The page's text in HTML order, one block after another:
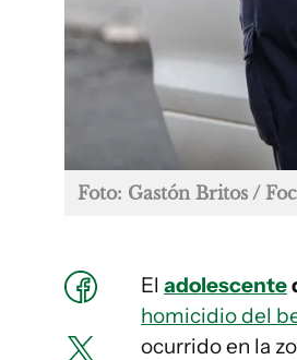
Foto: Gastón Britos /
El adolescente
homicidio del
ocurrido en la